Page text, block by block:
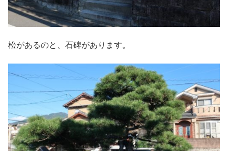
松があるのと、石碑があります。